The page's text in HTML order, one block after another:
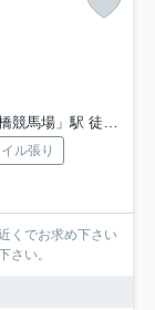
馬場」駅 徒歩6分
ル張り
くでお求め下さい
さい。